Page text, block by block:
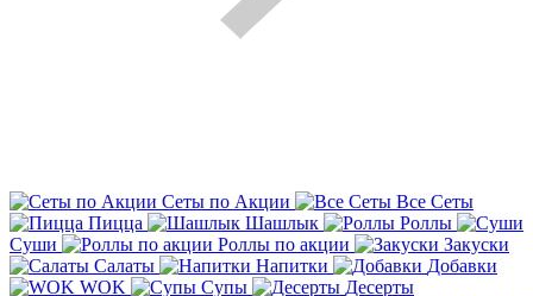
Сеты по Акции
Все Сеты
Пицца
Шашлык
Роллы
Суши
Роллы по акции
Закуски
Салаты
Напитки
Добавки
WOK
Супы
Десерты